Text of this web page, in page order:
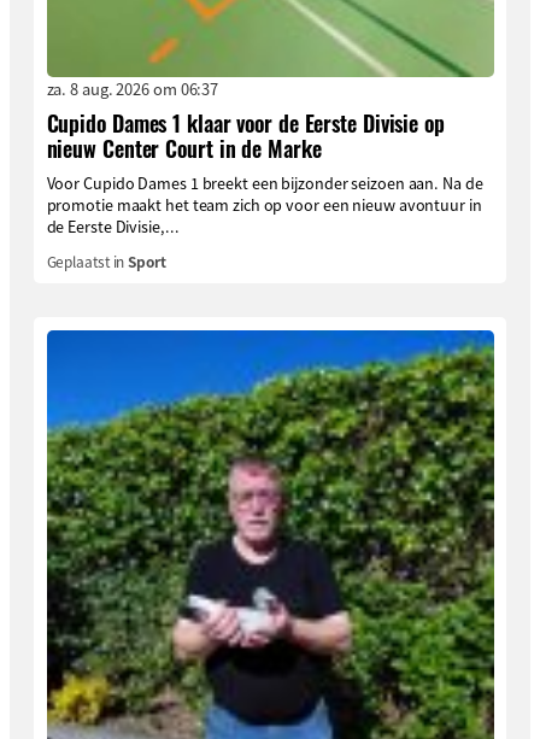
za. 8 aug. 2026 om 06:37
Cupido Dames 1 klaar voor de Eerste Divisie op
nieuw Center Court in de Marke
Voor Cupido Dames 1 breekt een bijzonder seizoen aan. Na de
promotie maakt het team zich op voor een nieuw avontuur in
de Eerste Divisie,...
Geplaatst inSport